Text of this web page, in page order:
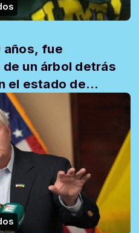
años, fue
un árbol detrás
el estado de